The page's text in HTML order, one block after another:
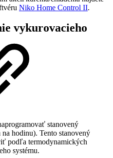
Niko Home Control II.
vykurovacieho
stanovený
hodinu). Tento stanovený
podľa termodynamických
systému.